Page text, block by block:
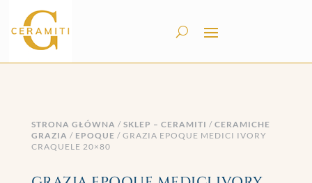
STRONA GŁÓWNA / SKLEP – CERAMITI / CERAMICHE
GRAZIA / EPOQUE / GRAZIA EPOQUE MEDICI IVORY
CRAQUELE 20×80